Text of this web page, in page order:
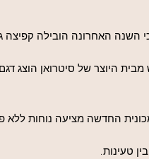
השנה האחרונה הובילה קפיצה
היוצר של סיטרואן הוצג
החדשה מציעה נוחות ללא